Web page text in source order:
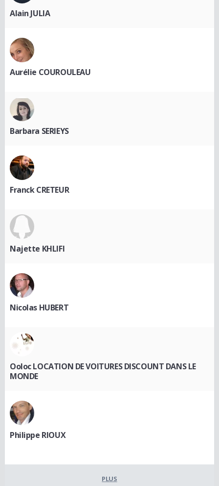
Alain JULIA
Aurélie COUROULEAU
Barbara SERIEYS
Franck CRETEUR
Najette KHLIFI
Nicolas HUBERT
Ooloc LOCATION DE VOITURES DISCOUNT DANS LE
MONDE
Philippe RIOUX
PLUS